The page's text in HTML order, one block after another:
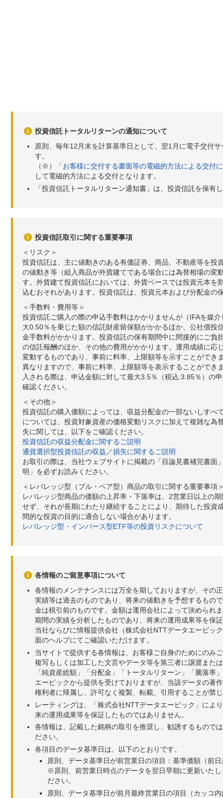
投資信託トータルリターンの通知について
原則、毎年12月末を計算基準日として、翌1月に電子交付
す。
（※）「お客様に交付する書面等の電磁的方法による交付
して電磁的方法による交付となります。
「投資信託トータルリターン通知書」は、投資信託を保有
投資信託取引に関する重要事項
＜リスク＞
投資信託は、主に値動きのある有価証券、商品、不動産等を
の値動き等（組入商品が外貨建てである場合には為替相場の
す。外貨建て投資信託においては、外貨ベースでは投資元本
込むおそれがあります。投資信託は、投資元本および分配金の
＜手数料・費用等＞
投資信託ご購入の際の申込手数料はかかりませんが（IFAを媒
大0.50％を乗じた額の信託財産留保額がかかるほか、公社債
金手数料がかかります。投資信託の保有期間中に間接的にご
の信託報酬のほか、その他の費用がかかります。運用成績に
変動するものであり、事前に料率、上限額等を示すことがで
異なりますので、事前に料率、上限額等を表示することがで
入される際は、申込金額に対して最大3.5％（税込:3.85％）の
確認ください。
＜その他＞
投資信託の購入価額によっては、収益分配金の一部ないしす
については、投資対象資産の価格変動リスクに加えて複雑な
失に関しては、以下をご確認ください。
投資信託の収益分配金に関するご説明
通貨選択型投資信託の収益／損失に関するご説明
お取引の際は、当社ウェブサイトに掲載の「目論見書補完書
明」を必ずお読みください。
＜レバレッジ型（ブル・ベア型）商品の取引に関する重要事項
レバレッジ型商品の価額の上昇率・下落率は、2営業日以上の
せず、それが長期にわたり継続することにより、期待した投
間的な投資の目的に適合しない場合があります。
レバレッジ型・インバース型ETF等の投資リスクについて
各情報のご留意事項について
各情報のメンテナンスには万全を期しておりますが、その
実績等は過去のものであり、将来の値動きを予想するもの
金は税引前のものです。金額は運用会社によって決められ
期間の実績を分析したものであり、将来の運用成果等を保
当社ならびに情報提供会社（株式会社NTTデータエービッ
面のヘルプにてご確認いただけます。
当サイトで提供する各情報は、お客様ご自身のためにのみ
複写もしくは加工した文言やデータ等を第三者に譲渡また
「純資産総額」「分配金」「トータルリターン」「騰落
エービックから提供を受けておりますが、当該データの著
権利者に帰属し、許可なく複製、転載、引用することが禁
レーティングは、「株式会社NTTデータエービック」によ
来の運用成果等を保証したものではありません。
各情報は、記載した銘柄の取引を推奨し、勧誘するもので
ださい。
各項目のデータ基準日は、以下のとおりです。
原則、データ基準日が前営業日の項目：基準価額（前
※原則、前営業日時点のデータを翌日早朝に更新いた
ださい。
原則、データ基準日が前月最終営業日の項目（カッコ